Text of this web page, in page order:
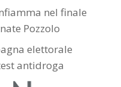
nel finale
Pozzolo
elettorale
antidroga